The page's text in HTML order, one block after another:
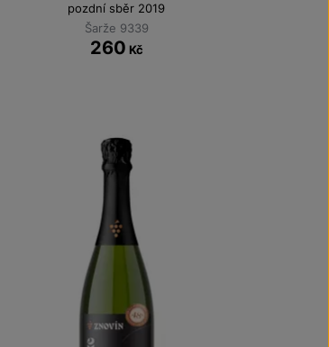
pozdní sběr 2019
Šarže 9339
260 Kč